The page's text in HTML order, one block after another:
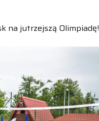
na jutrzejszą Olimpiadę!